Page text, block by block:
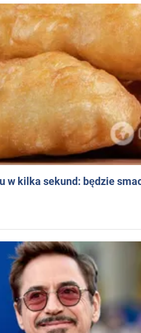
w kilka sekund: będzie